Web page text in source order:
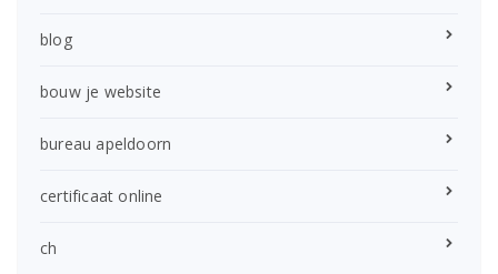
blog
bouw je website
bureau apeldoorn
certificaat online
ch